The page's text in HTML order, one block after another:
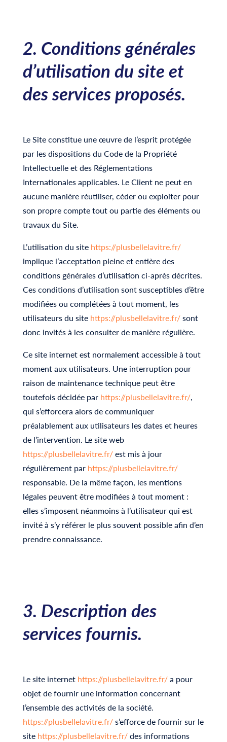
2. Conditions générales
d’utilisation du site et
des services proposés.
Le Site constitue une œuvre de l’esprit protégée
par les dispositions du Code de la Propriété
Intellectuelle et des Réglementations
Internationales applicables. Le Client ne peut en
aucune manière réutiliser, céder ou exploiter pour
son propre compte tout ou partie des éléments ou
travaux du Site.
L’utilisation du site https://plusbellelavitre.fr/
implique l’acceptation pleine et entière des
conditions générales d’utilisation ci-après décrites.
Ces conditions d’utilisation sont susceptibles d’être
modifiées ou complétées à tout moment, les
utilisateurs du site https://plusbellelavitre.fr/sont
donc invités à les consulter de manière régulière.
Ce site internet est normalement accessible à tout
moment aux utilisateurs. Une interruption pour
raison de maintenance technique peut être
toutefois décidée par https://plusbellelavitre.fr/,
qui s’efforcera alors de communiquer
préalablement aux utilisateurs les dates et heures
de l’intervention. Le site web
https://plusbellelavitre.fr/est mis à jour
régulièrement par https://plusbellelavitre.fr/
responsable. De la même façon, les mentions
légales peuvent être modifiées à tout moment :
elles s’imposent néanmoins à l’utilisateur qui est
invité à s’y référer le plus souvent possible afin d’en
prendre connaissance.
3. Description des
services fournis.
Le site internet https://plusbellelavitre.fr/a pour
objet de fournir une information concernant
l’ensemble des activités de la société.
https://plusbellelavitre.fr/s’efforce de fournir sur le
site https://plusbellelavitre.fr/des informations